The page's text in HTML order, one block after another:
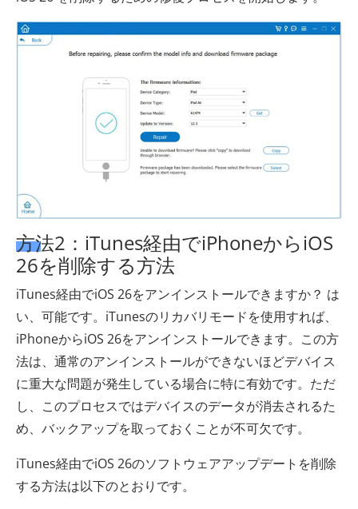
方法2：iTunes経由でiPhoneからiOS
26を削除する方法
iTunes経由でiOS 26をアンインストールできますか？ は
い、可能です。iTunesのリカバリモードを使用すれば、
iPhoneからiOS 26をアンインストールできます。この方
法は、通常のアンインストールができないほどデバイス
に重大な問題が発生している場合に特に有効です。ただ
し、このプロセスではデバイスのデータが消去されるた
め、バックアップを取っておくことが不可欠です。
iTunes経由でiOS 26のソフトウェアアップデートを削除
する方法は以下のとおりです。